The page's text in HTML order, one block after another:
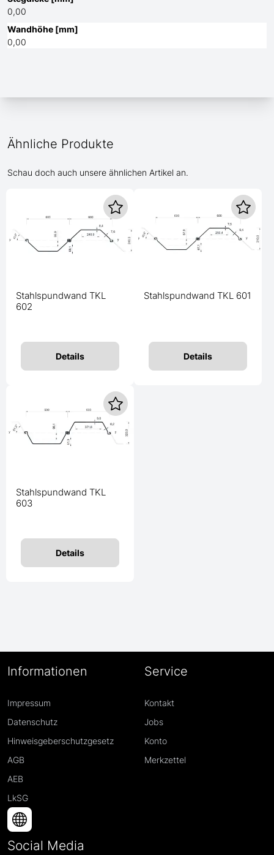
0,00
Wandhöhe [mm]
0,00
Ähnliche Produkte
Schau doch auch unsere ähnlichen Artikel an.
Stahlspundwand TKL
602
Details
Stahlspundwand TKL 601
Details
Stahlspundwand TKL
603
Details
Informationen
Impressum
Datenschutz
Hinweisgeberschutzgesetz
AGB
AEB
LkSG
Service
Kontakt
Jobs
Konto
Merkzettel
Social Media